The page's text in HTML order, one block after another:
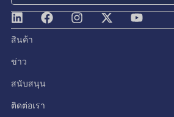
สินค้า
ข่าว
สนับสนุน
ติดต่อเรา